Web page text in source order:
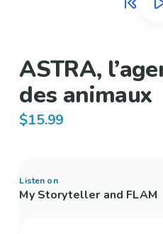
ASTRA,
des animaux
$15.99
Listen on
My Storyteller and FLAM